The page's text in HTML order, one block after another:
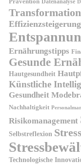
Prävention Datenanalyse
Transformation
Effizienzsteigerung
Ernährungstipps
Gesunde
Hautgesundheit
Künstliche
Gesundheit
Nachhaltigkeit
Risikomanagement
Selbstreflexion
Technologische